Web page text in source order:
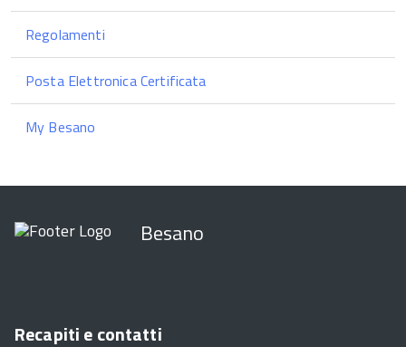
Regolamenti
Posta Elettronica Certificata
My Besano
Besano
Recapiti e contatti